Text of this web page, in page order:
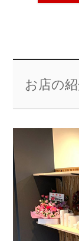
お店の